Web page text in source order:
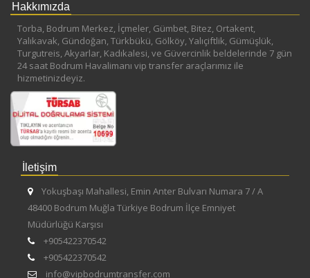
Hakkımızda
Torba, Bodrum Merkez, İçmeler, Gümbet, Bitez, Ortakent,
Yalıkavak, Gündoğan, Türkbükü, Gölköy, Yalıçiftlik, Gümüşlük,
Turgutreis, Akyarlar, Kadıkalesi, ve Güvercinlik beldelerinde 7 gün
24 saat Bodrum Havalimanı vip transfer araçlarımız ile
hizmetinizdeyiz.
İletişim
Yokuşbaşı Mahallesi, Emin Anter Bulvarı Numara 7 / A
48400 Bodrum Muğla Türkiye Bodrum İlçe Emniyet
Müdürlüğü Karşısı
+905422370542
+905422370542
info@vipbodrumtransfer.com